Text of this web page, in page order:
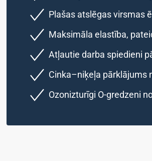
Plašas atslēgas virsmas
Maksimāla elastība,
Atļautie darba spiedieni
Cinka–niķeļa pārklājums
Ozonizturīgi O-gredzeni